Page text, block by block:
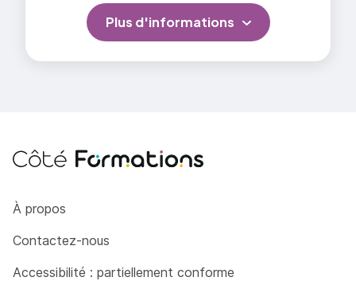
Plus d'informations
Côté Formations
À propos
Contactez-nous
Accessibilité : partiellement conforme